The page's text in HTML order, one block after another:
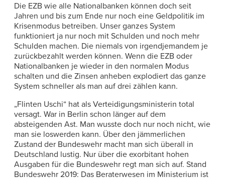
Die EZB wie alle Nationalbanken können doch seit
Jahren und bis zum Ende nur noch eine Geldpolitik im
Krisenmodus betreiben. Unser ganzes System
funktioniert ja nur noch mit Schulden und noch mehr
Schulden machen. Die niemals von irgendjemandem je
zurückbezahlt werden können. Wenn die EZB oder
Nationalbanken je wieder in den normalen Modus
schalten und die Zinsen anheben explodiert das ganze
System schneller als man auf drei zählen kann.
„Flinten Uschi“ hat als Verteidigungsministerin total
versagt. War in Berlin schon länger auf dem
absteigenden Ast. Man wusste doch nur noch nicht, wie
man sie loswerden kann. Über den jämmerlichen
Zustand der Bundeswehr macht man sich überall in
Deutschland lustig. Nur über die exorbitant hohen
Ausgaben für die Bundeswehr regt man sich auf. Stand
Bundeswehr 2019: Das Beraterwesen im Ministerium ist